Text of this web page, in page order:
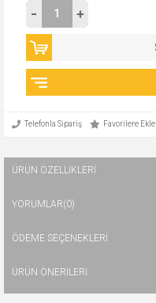
Telefonla Sipariş Favorilere Ekle
ÜRÜN ÖZELLIKLERI
YORUMLAR(0)
ÖDEME SEÇENEKLERI
ÜRÜN ÖNERILERI